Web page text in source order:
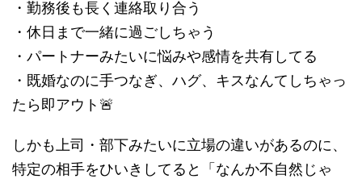
・勤務後も長く連絡取り合う
・休日まで一緒に過ごしちゃう
・パートナーみたいに悩みや感情を共有してる
・既婚なのに手つなぎ、ハグ、キスなんてしちゃっ
たら即アウト🚨
しかも上司・部下みたいに立場の違いがあるのに、
特定の相手をひいきしてると「なんか不自然じゃ